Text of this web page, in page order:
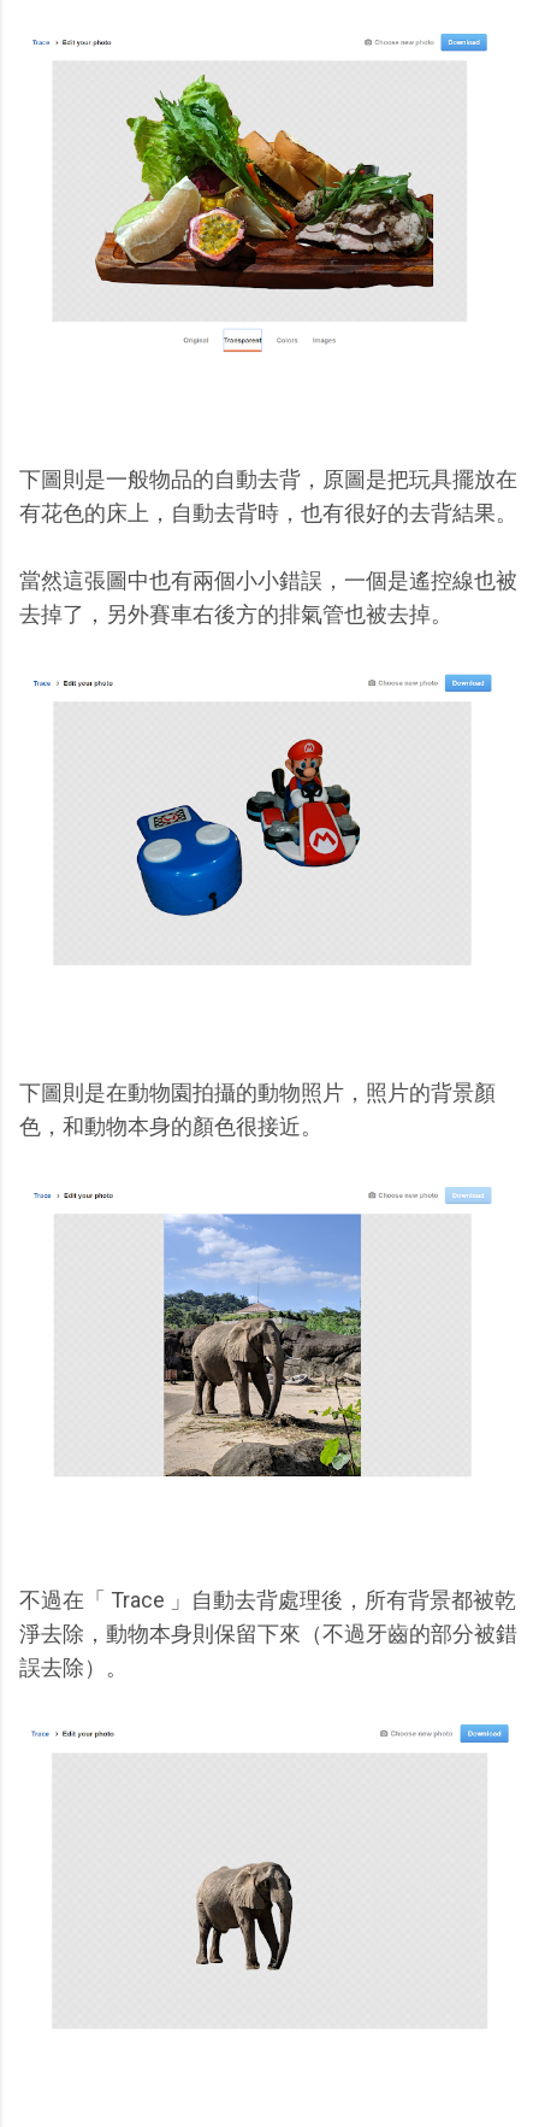
下圖則是一般物品的自動去背，原圖是把玩具擺放在
有花色的床上，自動去背時，也有很好的去背結果。
當然這張圖中也有兩個小小錯誤，一個是遙控線也被
去掉了，另外賽車右後方的排氣管也被去掉。
下圖則是在動物園拍攝的動物照片，照片的背景顏
色，和動物本身的顏色很接近。
不過在「 Trace 」自動去背處理後，所有背景都被乾
淨去除，動物本身則保留下來（不過牙齒的部分被錯
誤去除）。